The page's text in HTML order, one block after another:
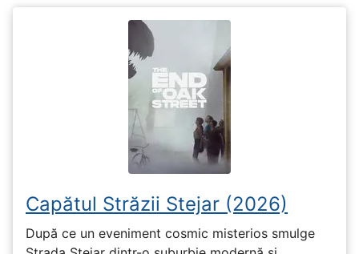
Capătul Străzii Stejar (2026)
După ce un eveniment cosmic misterios smulge